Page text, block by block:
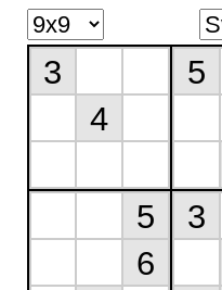
3
4
5
5
6
3